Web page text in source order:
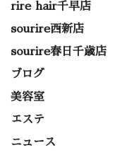
rire hair千早店
sourire西新店
sourire春日千歳店
ブログ
美容室
エステ
ニュース